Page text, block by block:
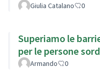
Giulia Catalano 0
Superiamo le
per le persone
Armando 0